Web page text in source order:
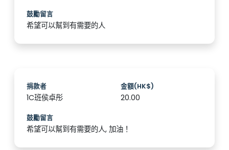
鼓勵留言
希望可以幫到有需要的人
捐款者
1C班侯卓彤
金額(HK$)
20.00
鼓勵留言
希望可以幫到有需要的人, 加油！